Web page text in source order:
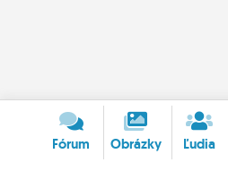
Fórum Obrázky Ľudia